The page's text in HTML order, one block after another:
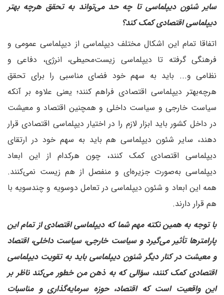
سایر شئون دیپلماسی تا چه حد می‌تواند به تحقق هرچه بهتر
دیپلماسی اقتصادی کمک کند؟
اتفاقا تمام این اشکال مختلف دیپلماسی از دیپلماسی عمومی و
فرهنگی گرفته تا دیپلماسی زیست‌محیطی، انرژی، دفاعی و
نظامی و... باید به سهم خود فضای مناسبی را برای تحقق
هرچه‌بهتر دیپلماسی اقتصادی فراهم کنند؛ یعنی علاوه بر آنکه
سیاست خارجی و سیاست داخلی و همچنین اقتصاد و معیشت
در داخل کشور باید ابزار لازم را در اختیار دیپلماسی اقتصادی قرار
دهند، سایر شئون دیپلماسی هم باید به سهم خود در ارتقای
دیپلماسی اقتصادی کمک کنند، چون هرکدام از این ابعاد
دیپلماسی به‌صورت جزیره‌ای و منفصل از هم زیست نمی‌کنند.
همه این ابعاد و شئون دیپلماسی در تعامل دوسویه و چندسویه با
هم قرار دارند.
‌با توجه به همین نکته مهم شما که دیپلماسی اقتصادی از تمام این
پارامترها تأثیر می‌گیرد و سیاست خارجی، سیاست داخلی، اقتصاد
و معیشت در کنار دیگر شئون دیپلماسی باید به تقویت دیپلماسی
اقتصادی کمک کنند، سؤالی که به ذهن من خطور می‌کند ناظر بر
این واقعیت است که اقتصاد، حوزه سرمایه‌گذاری و مناسبات